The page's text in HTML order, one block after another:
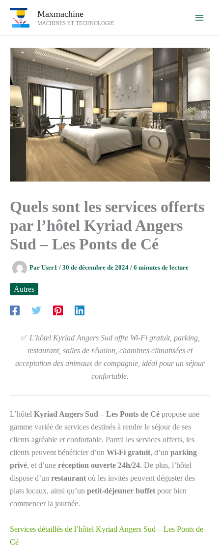
Maxmachine
MACHINES ET TECHNOLOGIE
Quels sont les services offerts
par l’hôtel Kyriad Angers
Sud – Les Ponts de Cé
Par User1 / 30 de décembre de 2024 / 6 minutes de lecture
Autres
✅ L’hôtel Kyriad Angers Sud offre Wi-Fi gratuit, parking,
restaurant, salles de réunion, chambres climatisées et
acceptation des animaux de compagnie, idéal pour un séjour
confortable.
L’hôtel Kyriad Angers Sud – Les Ponts de Cé propose une
gamme variée de services destinés à rendre le séjour de ses
clients agréable et confortable. Parmi les services offerts, les
clients peuvent bénéficier d’un Wi-Fi gratuit, d’un parking
privé, et d’une réception ouverte 24h/24. De plus, l’hôtel
dispose d’un restaurant où les invités peuvent déguster des
plats locaux, ainsi qu’un petit-déjeuner buffet pour bien
commencer la journée.
Services détaillés de l’hôtel Kyriad Angers Sud – Les Ponts de
Cé